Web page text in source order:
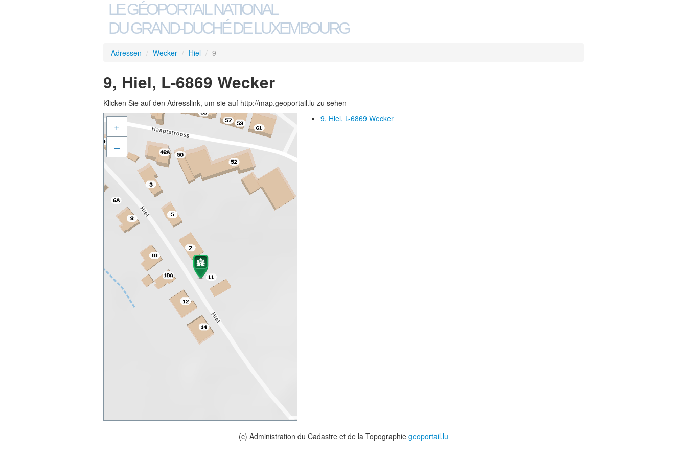
LE GÉOPORTAIL NATIONAL
DU GRAND-DUCHÉ DE LUXEMBOURG
Adressen / Wecker / Hiel / 9
9, Hiel, L-6869 Wecker
Klicken Sie auf den Adresslink, um sie auf http://map.geoportail.lu zu sehen
+
–
9, Hiel, L-6869 Wecker
(c) Administration du Cadastre et de la Topographie geoportail.lu